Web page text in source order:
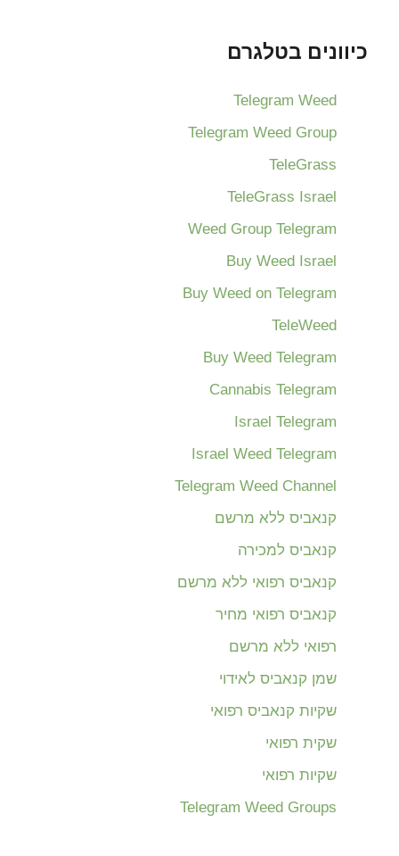
כיוונים בטלגרם
Telegram Weed
Telegram Weed Group
TeleGrass
TeleGrass Israel
Weed Group Telegram
Buy Weed Israel
Buy Weed on Telegram
TeleWeed
Buy Weed Telegram
Cannabis Telegram
Israel Telegram
Israel Weed Telegram
Telegram Weed Channel
קנאביס ללא מרשם
קנאביס למכירה
קנאביס רפואי ללא מרשם
קנאביס רפואי מחיר
רפואי ללא מרשם
שמן קנאביס לאידוי
שקיות קנאביס רפואי
שקית רפואי
שקיות רפואי
Telegram Weed Groups